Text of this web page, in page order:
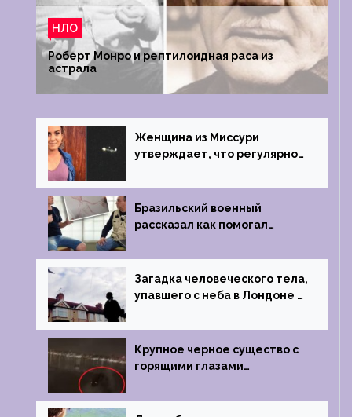
НЛО
Роберт Монро и рептилоидная раса из
астрала
Женщина из Миссури
утверждает, что регулярно
инопланетянами
Бразильский военный
рассказал как помогал
1996 году
Загадка человеческого тела,
упавшего с неба в Лондоне в
Крупное черное существо с
горящими глазами